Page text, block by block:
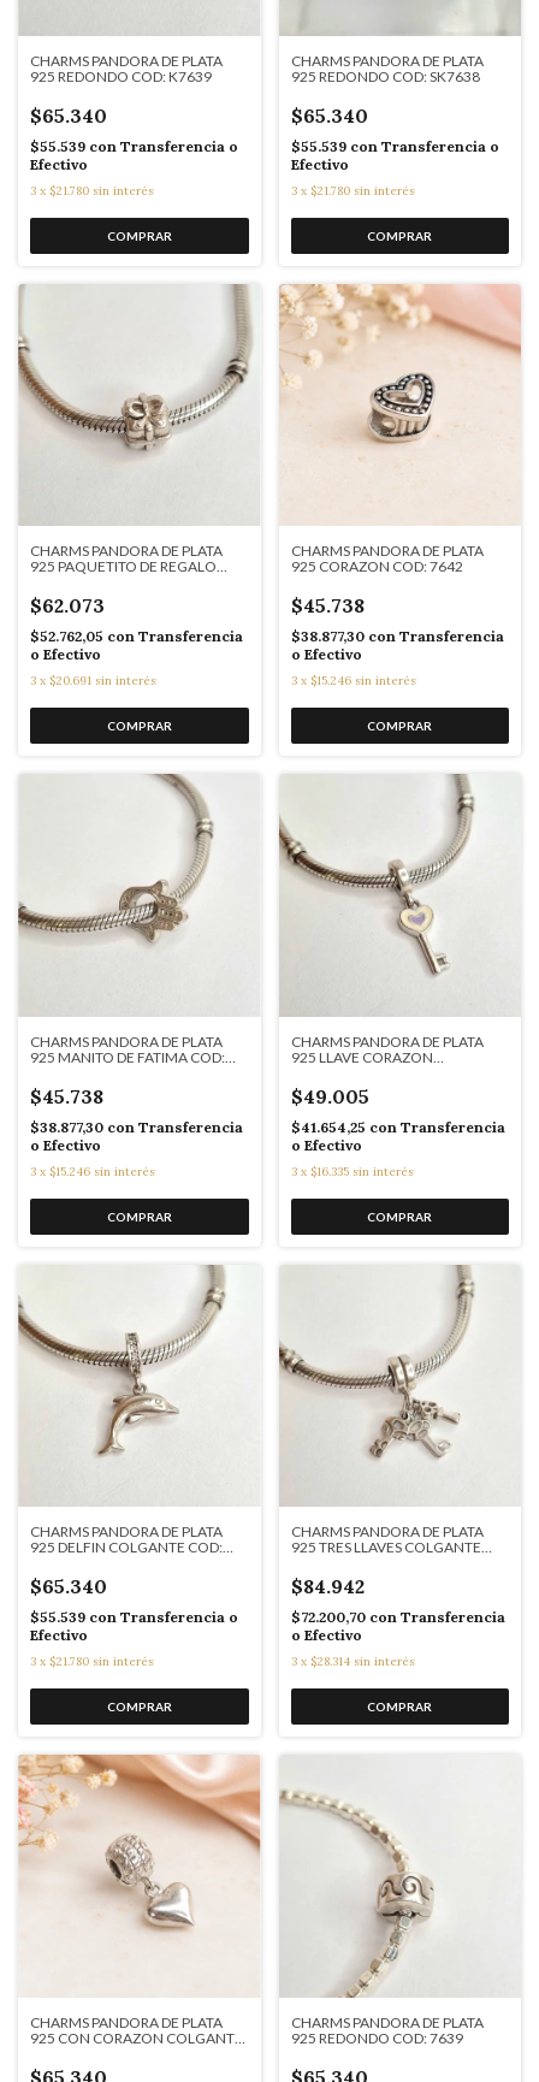
CHARMS PANDORA DE PLATA
925 REDONDO COD: K7639
$65.340
$55.539 con Transferencia o
Efectivo
3 x $21.780 sin interés
CHARMS PANDORA DE PLATA
925 REDONDO COD: SK7638
$65.340
$55.539 con Transferencia o
Efectivo
3 x $21.780 sin interés
CHARMS PANDORA DE PLATA
925 PAQUETITO DE REGALO
$62.073
$52.762,05 con Transferencia
o Efectivo
3 x $20.691 sin interés
CHARMS PANDORA DE PLATA
925 CORAZON COD: 7642
$45.738
$38.877,30 con Transferencia
o Efectivo
3 x $15.246 sin interés
CHARMS PANDORA DE PLATA
925 MANITO DE FATIMA COD:
$45.738
$38.877,30 con Transferencia
o Efectivo
3 x $15.246 sin interés
CHARMS PANDORA DE PLATA
925 LLAVE CORAZON
$49.005
$41.654,25 con Transferencia
o Efectivo
3 x $16.335 sin interés
CHARMS PANDORA DE PLATA
925 DELFIN COLGANTE COD:
$65.340
$55.539 con Transferencia o
Efectivo
3 x $21.780 sin interés
CHARMS PANDORA DE PLATA
925 TRES LLAVES COLGANTE
$84.942
$72.200,70 con Transferencia
o Efectivo
3 x $28.314 sin interés
CHARMS PANDORA DE PLATA
925 CON CORAZON COLGANTE
$65.340
CHARMS PANDORA DE PLATA
925 REDONDO COD: 7639
$65.340